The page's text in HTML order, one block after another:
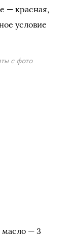
— красная,
условие
с фото
масло — 3